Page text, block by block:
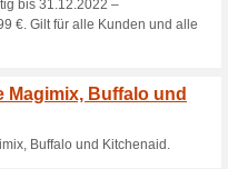
F.
Coupon